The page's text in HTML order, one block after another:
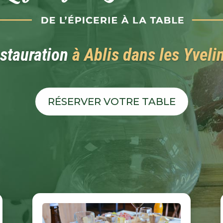
fineà Ablis dans les
DÉCOUVRIR